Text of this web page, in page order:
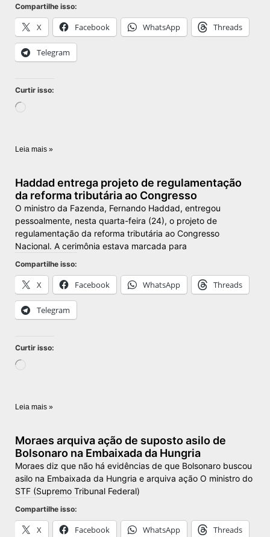
Compartilhe isso:
X Facebook WhatsApp Threads
Telegram
Curtir isso:
Leia mais »
Haddad entrega projeto de regulamentação
da reforma tributária ao Congresso
O ministro da Fazenda, Fernando Haddad, entregou
pessoalmente, nesta quarta-feira (24), o projeto de
regulamentação da reforma tributária ao Congresso
Nacional. A cerimônia estava marcada para
Compartilhe isso:
X Facebook WhatsApp Threads
Telegram
Curtir isso:
Leia mais »
Moraes arquiva ação de suposto asilo de
Bolsonaro na Embaixada da Hungria
Moraes diz que não há evidências de que Bolsonaro buscou
asilo na Embaixada da Hungria e arquiva ação O ministro do
STF (Supremo Tribunal Federal)
Compartilhe isso:
X Facebook WhatsApp Threads